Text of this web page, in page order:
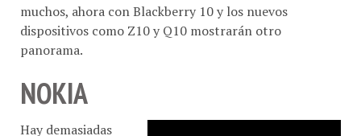
muchos, ahora con Blackberry 10 y los nuevos
dispositivos como Z10 y Q10 mostrarán otro
panorama.
NOKIA
Hay demasiadas